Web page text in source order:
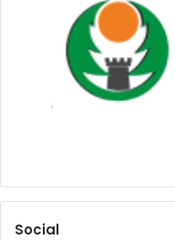
Social